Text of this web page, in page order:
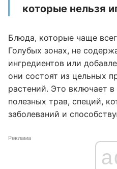
которые нельзя
Блюда, которые чаще
Голубых зонах, не
ингредиентов или
они состоят из цельных
растений. Это включает
полезных трав, специй,
заболеваний и
Реклама